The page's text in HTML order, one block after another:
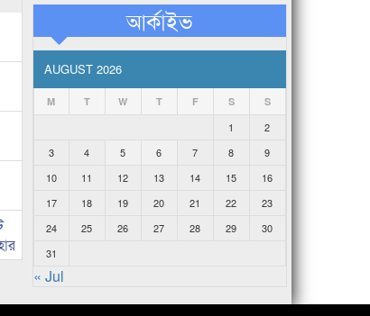
আর্কাইভ
AUGUST 2026
M T W T F S S
1
2
3
4 5 6 7 8
9
10
11 12 13 14 15
16
17
18 19 20 21 22
23
24
25 26 27 28 29
30
31
« Jul